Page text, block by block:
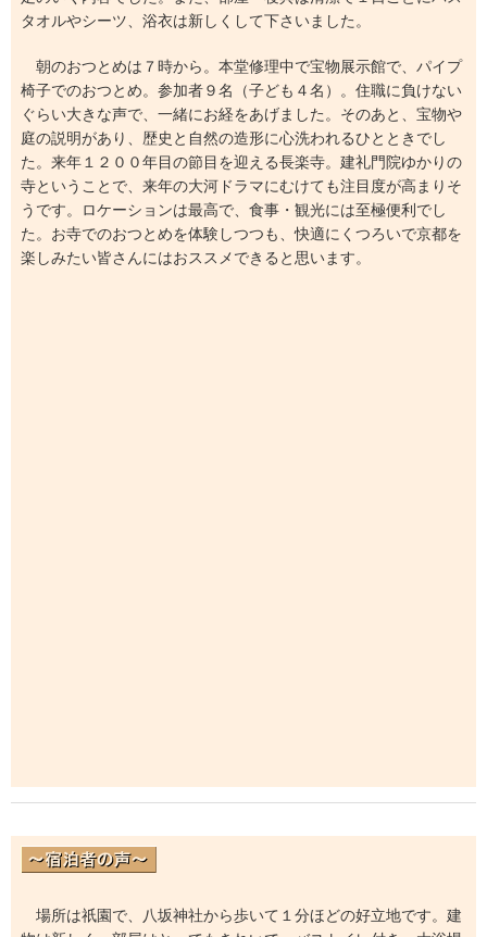
タオルやシーツ、浴衣は新しくして下さいました。
朝のおつとめは７時から。本堂修理中で宝物展示館で、パイプ
椅子でのおつとめ。参加者９名（子ども４名）。住職に負けない
ぐらい大きな声で、一緒にお経をあげました。そのあと、宝物や
庭の説明があり、歴史と自然の造形に心洗われるひとときでし
た。来年１２００年目の節目を迎える長楽寺。建礼門院ゆかりの
寺ということで、来年の大河ドラマにむけても注目度が高まりそ
うです。ロケーションは最高で、食事・観光には至極便利でし
た。お寺でのおつとめを体験しつつも、快適にくつろいで京都を
楽しみたい皆さんにはおススメできると思います。
場所は祇園で、八坂神社から歩いて１分ほどの好立地です。建